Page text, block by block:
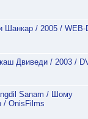
Шанкар / 2005 / WEB-
Двиведи / 2003 /
Sanam / Шому
/ OnisFilms